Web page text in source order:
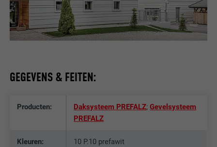
GEGEVENS & FEITEN:
Producten: Daksysteem PREFALZ;Gevelsysteem
PREFALZ
Kleuren: 10 P.10 prefawit